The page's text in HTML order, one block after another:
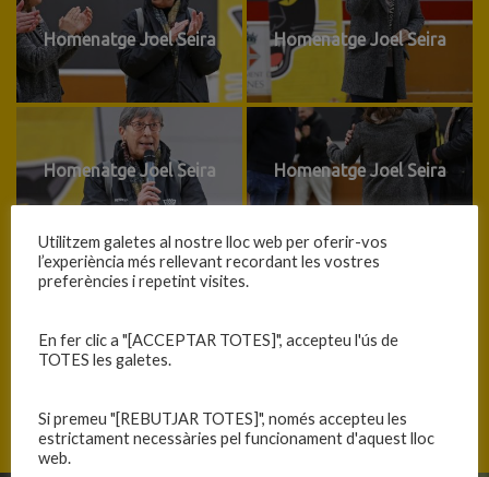
Homenatge Joel Seira Homenatge Joel Seira
Homenatge Joel Seira Homenatge Joel Seira
Presentacio2025_recapta Presentacio2025
Utilitzem galetes al nostre lloc web per oferir-vos
l’experiència més rellevant recordant les vostres
preferències i repetint visites.
En fer clic a "[ACCEPTAR TOTES]", accepteu l'ús de
TOTES les galetes.
Si premeu "[REBUTJAR TOTES]", només accepteu les
estrictament necessàries pel funcionament d'aquest lloc
web.